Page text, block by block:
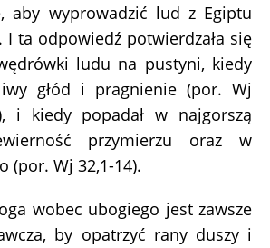
aby wyprowadzić lud z Egiptu
I ta odpowiedź potwierdzała się
ludu na pustyni, kiedy
głód i pragnienie (por. Wj
i kiedy popadał w najgorszą
przymierzu oraz w
(por. Wj 32,1-14).
wobec ubogiego jest zawsze
by opatrzyć rany duszy i